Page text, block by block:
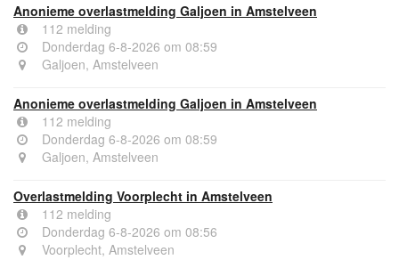
Anonieme overlastmelding Galjoen in Amstelveen
112 melding
Donderdag 6-8-2026 om 08:59
Galjoen, Amstelveen
Anonieme overlastmelding Galjoen in Amstelveen
112 melding
Donderdag 6-8-2026 om 08:59
Galjoen, Amstelveen
Overlastmelding Voorplecht in Amstelveen
112 melding
Donderdag 6-8-2026 om 08:56
Voorplecht, Amstelveen